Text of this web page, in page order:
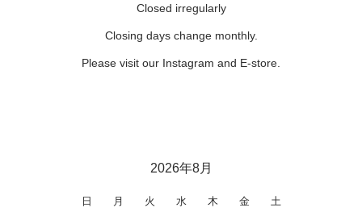
Closed irregularly
Closing days change monthly.
Please visit our Instagram and E-store.
2026年8月
日 月 火 水 木 金 土